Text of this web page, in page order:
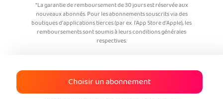
*La garantie de remboursement de 30 jours est réservée aux
nouveaux abonnés. Pour les abonnements souscrits via des
boutiques d’applications tierces (par ex. l’App Store d’Apple), les
remboursements sont soumis à leurs conditions générales
respectives.
Choisir un abonnement